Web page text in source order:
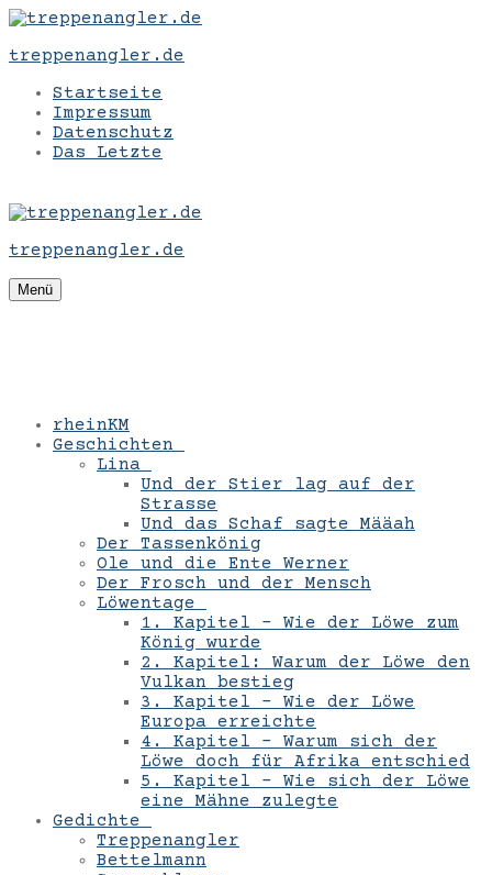
Zum
springen
Menü
Schließen
treppenangler.de
Startseite
Impressum
Datenschutz
Das Letzte
treppenangler.de
Menü
rheinKM
Geschichten
Lina
Und der Stier lag auf der
Strasse
Und das Schaf sagte Määah
Der Tassenkönig
Ole und die Ente Werner
Der Frosch und der Mensch
Löwentage
1. Kapitel – Wie der Löwe zum
König wurde
2. Kapitel: Warum der Löwe den
Vulkan bestieg
3. Kapitel – Wie der Löwe
Europa erreichte
4. Kapitel – Warum sich der
Löwe doch für Afrika entschied
5. Kapitel – Wie sich der Löwe
eine Mähne zulegte
Gedichte
Treppenangler
Bettelmann